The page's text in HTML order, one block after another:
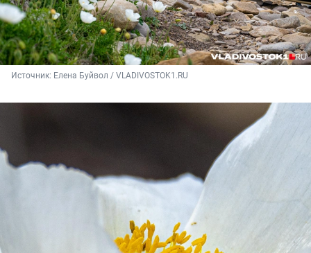
Источник: Елена Буйвол / VLADIVOSTOK1.RU